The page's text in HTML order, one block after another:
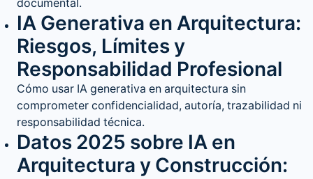
documental.
IA Generativa en Arquitectura:
Riesgos, Límites y
Responsabilidad Profesional
Cómo usar IA generativa en arquitectura sin
comprometer confidencialidad, autoría, trazabilidad ni
responsabilidad técnica.
Datos 2025 sobre IA en
Arquitectura y Construcción: